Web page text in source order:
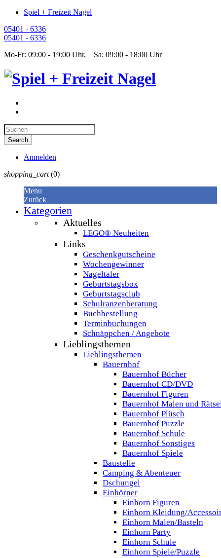
Spiel + Freizeit Nagel
05401 - 6336
05401 - 6336
Mo-Fr: 09:00 - 19:00 Uhr, Sa: 09:00 - 18:00 Uhr
Anmelden
shopping_cart (0)
Menu
Zurück
Kategorien
Aktuelles
LEGO® Neuheiten
Links
Geschenkgutscheine
Wochengewinner
Nageltaler
Geburtstagsbox
Geburtstagsclub
Schulranzenberatung
Buchbestellung
Terminbuchungen
Schnäppchen / Angebote
Lieblingsthemen
Lieblingsthemen
Bauernhof
Bauernhof Bücher
Bauernhof CD/DVD
Bauernhof Figuren
Bauernhof Malen und
Bauernhof Plüsch
Bauernhof Puzzle
Bauernhof Schule
Bauernhof Sonstiges
Bauernhof Spiele
Baustelle
Camping & Abenteuer
Dschungel
Einhörner
Einhorn Figuren
Einhorn Kleidung/
Einhorn Malen/Basteln
Einhorn Party
Einhorn Schule
Einhorn Spiele/Puzzle